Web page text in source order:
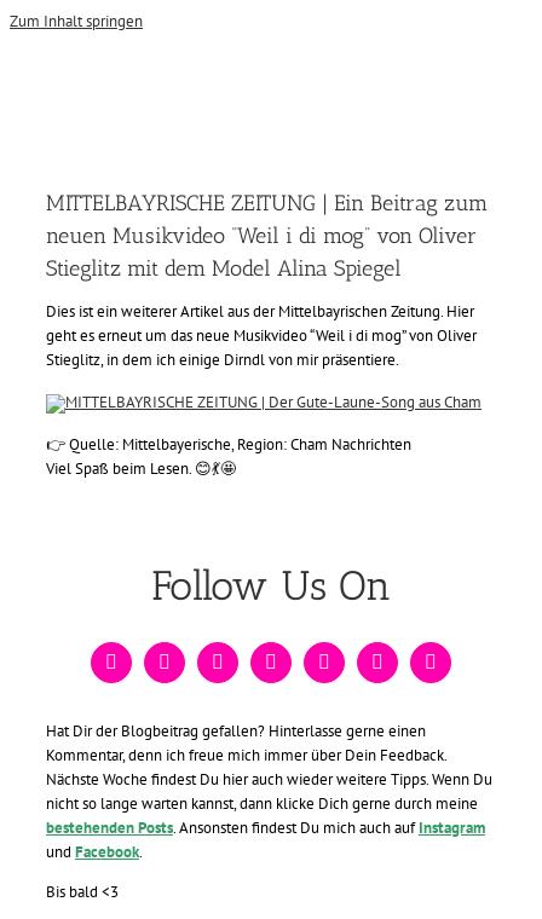
Zum Inhalt springen
MITTELBAYRISCHE ZEITUNG | Ein Beitrag zum
neuen Musikvideo “Weil i di mog” von Oliver
Stieglitz mit dem Model Alina Spiegel
Dies ist ein weiterer Artikel aus der Mittelbayrischen Zeitung. Hier
geht es erneut um das neue Musikvideo “Weil i di mog” von Oliver
Stieglitz, in dem ich einige Dirndl von mir präsentiere.
👉 Quelle: Mittelbayerische, Region: Cham Nachrichten
Viel Spaß beim Lesen. 😊💃🤩
Follow Us On
Hat Dir der Blogbeitrag gefallen? Hinterlasse gerne einen
Kommentar, denn ich freue mich immer über Dein Feedback.
Nächste Woche findest Du hier auch wieder weitere Tipps. Wenn Du
nicht so lange warten kannst, dann klicke Dich gerne durch meine
bestehenden Posts. Ansonsten findest Du mich auch aufInstagram
und Facebook.
Bis bald <3